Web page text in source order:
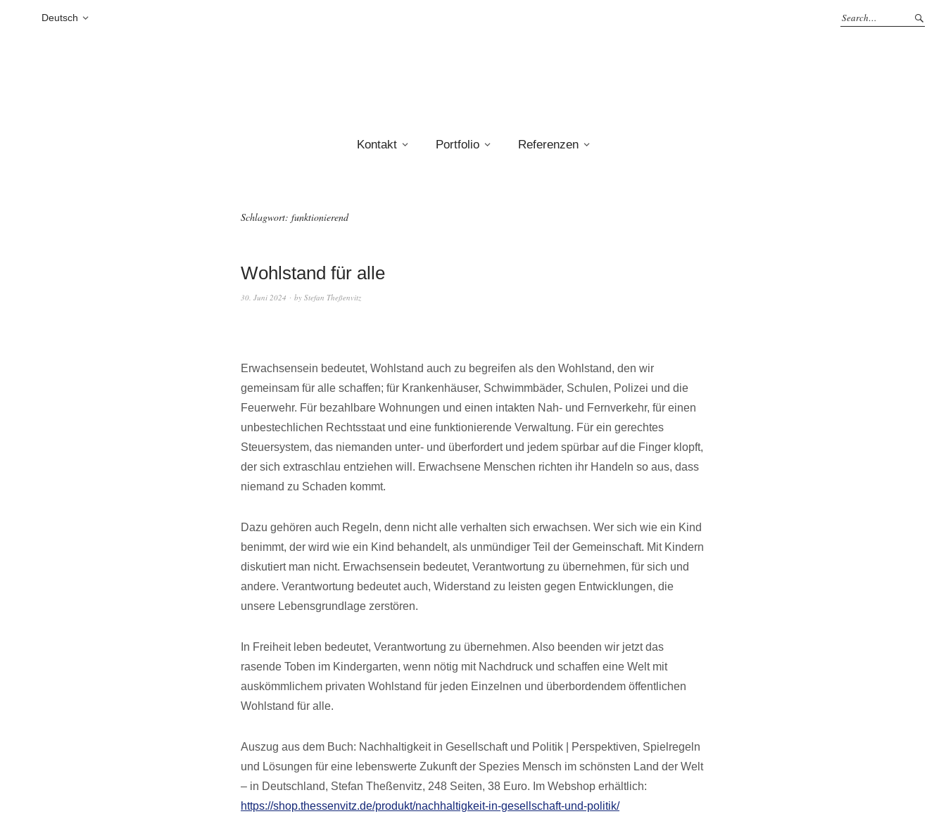
Deutsch
Kontakt Portfolio Referenzen
Schlagwort: funktionierend
Wohlstand für alle
30. Juni 2024 by Stefan Theßenvitz
Erwachsensein bedeutet, Wohlstand auch zu begreifen als den Wohlstand, den wir
gemeinsam für alle schaffen; für Krankenhäuser, Schwimmbäder, Schulen, Polizei und die
Feuerwehr. Für bezahlbare Wohnungen und einen intakten Nah- und Fernverkehr, für einen
unbestechlichen Rechtsstaat und eine funktionierende Verwaltung. Für ein gerechtes
Steuersystem, das niemanden unter- und überfordert und jedem spürbar auf die Finger klopft,
der sich extraschlau entziehen will. Erwachsene Menschen richten ihr Handeln so aus, dass
niemand zu Schaden kommt.
Dazu gehören auch Regeln, denn nicht alle verhalten sich erwachsen. Wer sich wie ein Kind
benimmt, der wird wie ein Kind behandelt, als unmündiger Teil der Gemeinschaft. Mit Kindern
diskutiert man nicht. Erwachsensein bedeutet, Verantwortung zu übernehmen, für sich und
andere. Verantwortung bedeutet auch, Widerstand zu leisten gegen Entwicklungen, die
unsere Lebensgrundlage zerstören.
In Freiheit leben bedeutet, Verantwortung zu übernehmen. Also beenden wir jetzt das
rasende Toben im Kindergarten, wenn nötig mit Nachdruck und schaffen eine Welt mit
auskömmlichem privaten Wohlstand für jeden Einzelnen und überbordendem öffentlichen
Wohlstand für alle.
Auszug aus dem Buch: Nachhaltigkeit in Gesellschaft und Politik | Perspektiven, Spielregeln
und Lösungen für eine lebenswerte Zukunft der Spezies Mensch im schönsten Land der Welt
– in Deutschland, Stefan Theßenvitz, 248 Seiten, 38 Euro. Im Webshop erhältlich:
https://shop.thessenvitz.de/produkt/nachhaltigkeit-in-gesellschaft-und-politik/